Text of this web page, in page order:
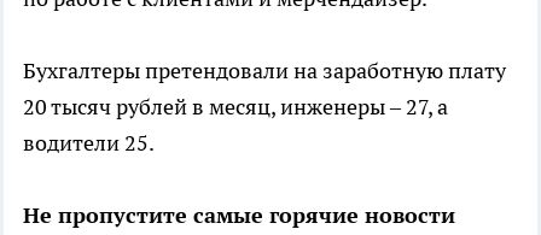
Бухгалтеры претендовали на заработную плату
20 тысяч рублей в месяц, инженеры – 27, а
водители 25.
Не пропустите самые горячие новости